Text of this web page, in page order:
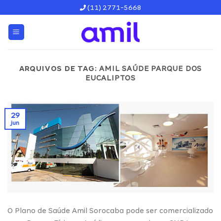
content
(11) 2771-5668
ARQUIVOS DE TAG:AMIL SAÚDE PARQUE DOS
EUCALIPTOS
29
jun
O Plano de Saúde Amil Sorocaba pode ser comercializado